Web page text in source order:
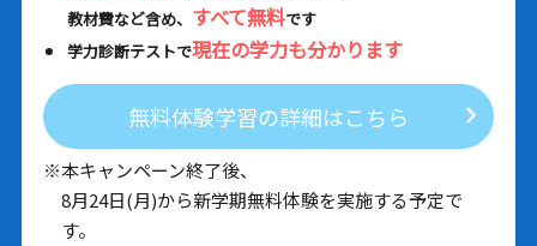
教材費など含め、 すべて無料です
学力診断テストで現在の学力も分かります
無料体験学習の詳細はこちら
※本キャンペーン終了後、
8月24日(月)から新学期無料体験を実施する予定で
す。